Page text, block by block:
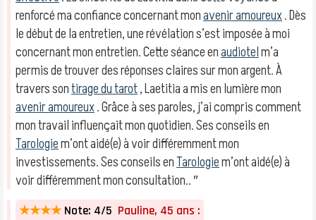
renforcé ma confiance concernant monavenir amoureux. Dès
le début de la entretien, une révélation s’est imposée à moi
concernant mon entretien. Cette séance enaudiotelm’a
permis de trouver des réponses claires sur mon argent. À
travers sontirage du tarot, Laetitia a mis en lumière mon
avenir amoureux. Grâce à ses paroles, j’ai compris comment
mon travail influençait mon quotidien. Ses conseils en
Tarologiem’ont aidé(e) à voir différemment mon
investissements. Ses conseils enTarologiem’ont aidé(e) à
voir différemment mon consultation.. ″
★★★★ Note: 4/5 Pauline, 45 ans :